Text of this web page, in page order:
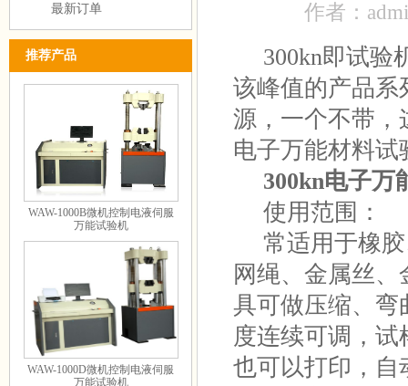
最新订单
推荐产品
WAW-1000B微机控制电液伺服
万能试验机
WAW-1000D微机控制电液伺服
万能试验机
作者：
300kn即试验
该峰值的产品系
源，一个不带，
电子万能材料试
300kn电子万
使用范围：
常适用于橡胶
网绳、金属丝
具可做压缩、弯
度连续可调，
也可以打印，自